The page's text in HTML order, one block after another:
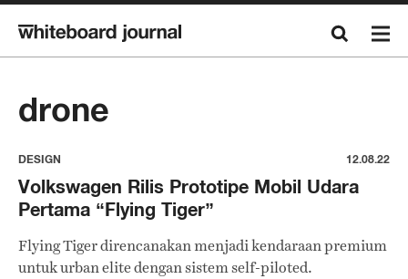
drone
DESIGN 12.08.22
Volkswagen Rilis Prototipe Mobil Udara
Pertama “Flying Tiger”
Flying Tiger direncanakan menjadi kendaraan premium
untuk urban elite dengan sistem self-piloted.